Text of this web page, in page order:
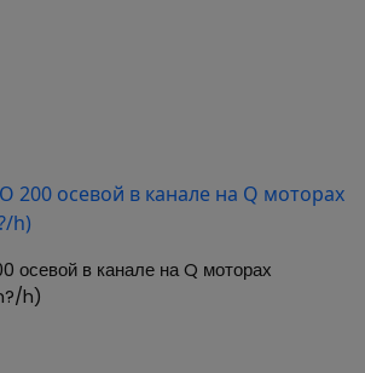
осевой в канале на Q моторах
h)